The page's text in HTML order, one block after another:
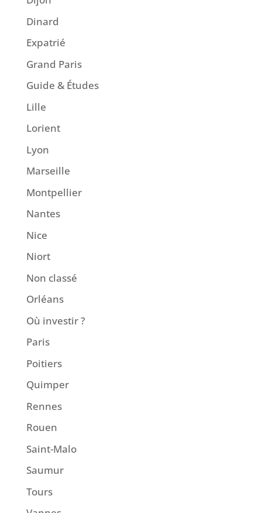
Dinard
Expatrié
Grand Paris
Guide & Études
Lille
Lorient
Lyon
Marseille
Montpellier
Nantes
Nice
Niort
Non classé
Orléans
Où investir ?
Paris
Poitiers
Quimper
Rennes
Rouen
Saint-Malo
Saumur
Tours